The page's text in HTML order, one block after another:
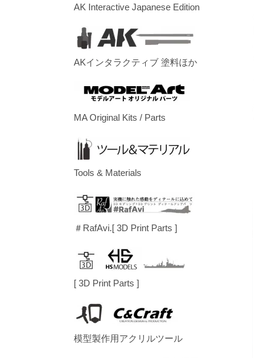
AK Interactive Japanese Edition
AKインタラクティブ 塗料ほか
MA Original Kits / Parts
Tools & Materials
＃RafAvi.[ 3D Print Parts ]
[ 3D Print Parts ]
模型製作用アクリルツール